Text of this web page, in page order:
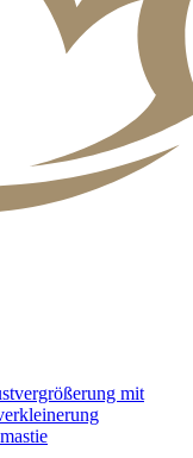
mit